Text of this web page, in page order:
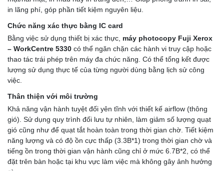
in lãng phí, góp phần tiết kiệm nguyên liệu.
Chức năng xác thực bằng IC card
Bằng việc sử dụng thiết bị xác thực, máy photocopy Fuji Xerox
– WorkCentre 5330 có thể ngăn chặn các hành vi truy cập hoặc
thao tác trái phép trên máy đa chức năng. Có thể tổng kết được
lượng sử dụng thực tế của từng người dùng bằng lịch sử công
việc.
Thân thiện với môi trường
Khả năng vận hành tuyệt đối yên tĩnh với thiết kế airflow (thông
gió). Sử dụng quy trình đối lưu tự nhiên, làm giảm số lượng quạt
gió cũng như để quạt tắt hoàn toàn trong thời gian chờ. Tiết kiệm
năng lượng và có độ ồn cực thấp (3.3B*1) trong thời gian chờ và
tiếng ồn trong thời gian vận hành cũng chỉ ở mức 6.7B*2, có thể
đặt trên bàn hoặc tại khu vực làm việc mà không gây ảnh hưởng